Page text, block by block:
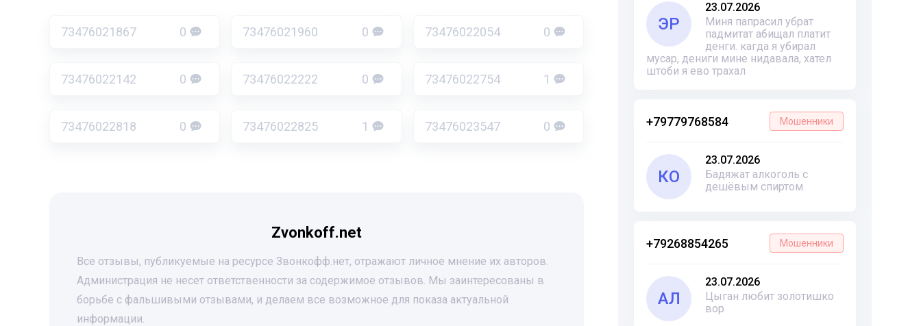
ЭР
23.07.2026
Миня папрасил убрат
падмитат абищал платит
денги. кагда я убирал
мусар, дениги мине нидавала, хател
штоби я ево трахал
+79779768584 Мошенники
КО
23.07.2026
Бадяжат алкоголь с
дешёвым спиртом
+79268854265 Мошенники
АЛ
23.07.2026
Цыган любит золотишко
вор
73476021867 0 73476021960 0 73476022054 0
73476022142 0 73476022222 0 73476022754 1
73476022818 0 73476022825 1 73476023547 0
Zvonkoff.net
Все отзывы, публикуемые на ресурсе Звонкофф.нет, отражают личное мнение их авторов.
Администрация не несет ответственности за содержимое отзывов. Мы заинтересованы в
борьбе с фальшивыми отзывами, и делаем все возможное для показа актуальной
информации.